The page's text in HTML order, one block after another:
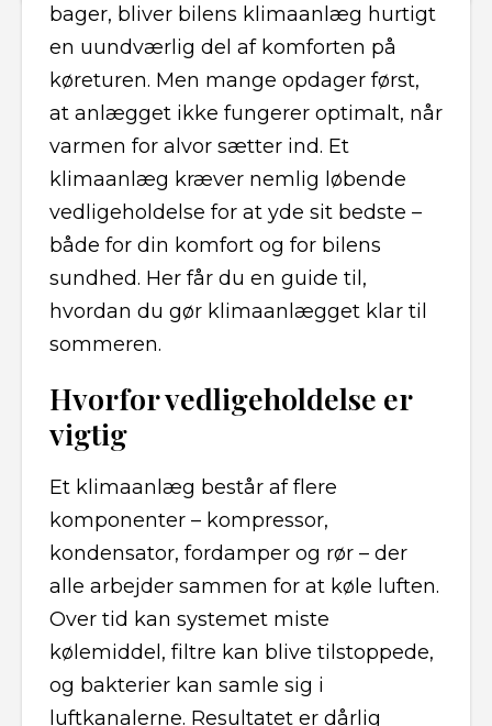
bager, bliver bilens klimaanlæg hurtigt
en uundværlig del af komforten på
køreturen. Men mange opdager først,
at anlægget ikke fungerer optimalt, når
varmen for alvor sætter ind. Et
klimaanlæg kræver nemlig løbende
vedligeholdelse for at yde sit bedste –
både for din komfort og for bilens
sundhed. Her får du en guide til,
hvordan du gør klimaanlægget klar til
sommeren.
Hvorfor vedligeholdelse er
vigtig
Et klimaanlæg består af flere
komponenter – kompressor,
kondensator, fordamper og rør – der
alle arbejder sammen for at køle luften.
Over tid kan systemet miste
kølemiddel, filtre kan blive tilstoppede,
og bakterier kan samle sig i
luftkanalerne. Resultatet er dårlig